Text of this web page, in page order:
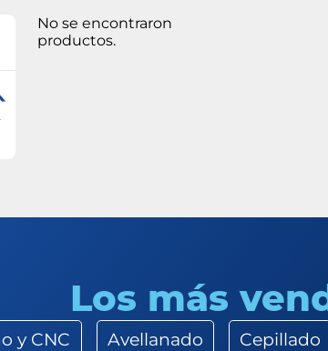
No se encontraron
productos.
Los más
y CNC Avellanado Cepillado